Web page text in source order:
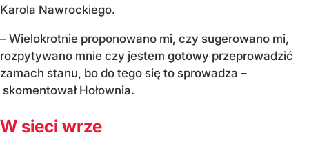
Karola Nawrockiego.
– Wielokrotnie proponowano mi, czy sugerowano mi,
rozpytywano mnie czy jestem gotowy przeprowadzić
zamach stanu, bo do tego się to sprowadza –
skomentował Hołownia.
W sieci wrze